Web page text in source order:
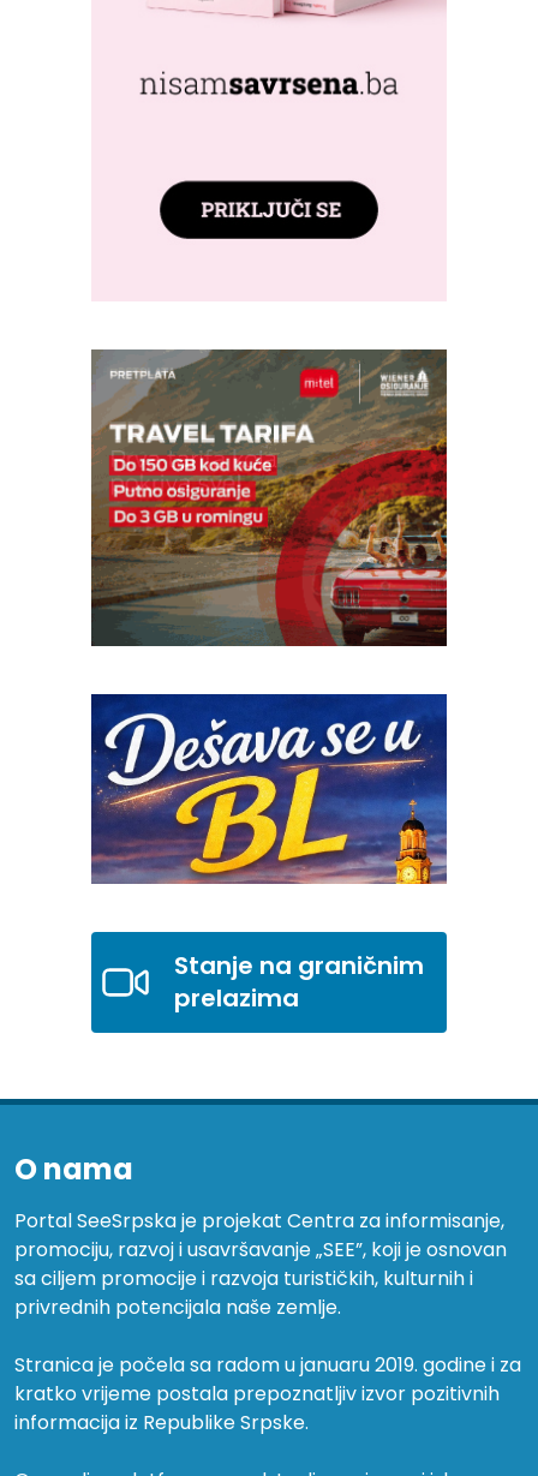
Stanje na graničnim
prelazima
O nama
Portal SeeSrpska je projekat Centra za informisanje,
promociju, razvoj i usavršavanje „SEE”, koji je osnovan
sa ciljem promocije i razvoja turističkih, kulturnih i
privrednih potencijala naše zemlje.
Stranica je počela sa radom u januaru 2019. godine i za
kratko vrijeme postala prepoznatljiv izvor pozitivnih
informacija iz Republike Srpske.